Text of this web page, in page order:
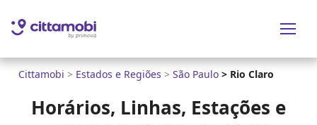
Cittamobi > Estados e Regiões > São Paulo > Rio Claro
Horários, Linhas, Estações e